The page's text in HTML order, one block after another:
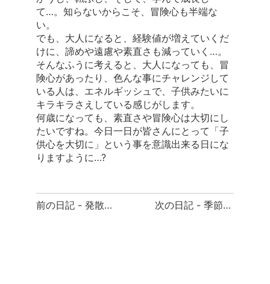
て…。知らないからこそ、冒険心も半端な
い。
でも、大人になると、経験値が増えていくだ
けに、諦めや遠慮や素直さも減っていく…。
そんなふうに考えると、大人になっても、冒
険心があったり、色んな事にチャレンジして
いる人は、エネルギッシュで、子供みたいに
キラキラさえしている感じがします。
何歳になっても、素直さや冒険心は大切にし
たいですね。今日一日が皆さんにとって「子
供心を大切に」という事を意識出来る日にな
りますように…?
前
前の日記 - 発散は大切 次の日記 - 季節の変化